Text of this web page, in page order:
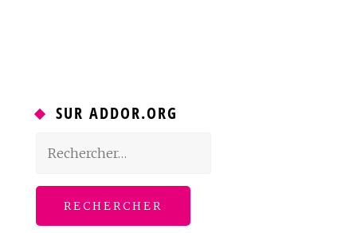
SUR ADDOR.ORG